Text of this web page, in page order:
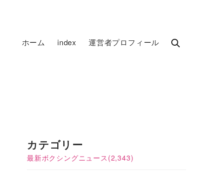
ホーム index 運営者プロフィール
カテゴリー
最新ボクシングニュース (2,343)